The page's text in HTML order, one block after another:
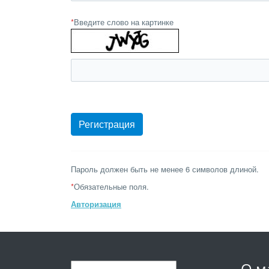
*Введите слово на картинке
Пароль должен быть не менее 6 символов длиной.
*Обязательные поля.
Авторизация